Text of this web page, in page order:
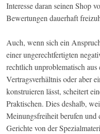
Interesse daran seinen Shop
Bewertungen dauerhaft
Auch, wenn sich ein
einer ungerechtfertigten
rechtlich unproblematisch
Vertragsverhältnis oder aber
konstruieren lässt, scheitert
Praktischen. Dies deshalb,
Meinungsfreiheit berufen und
Gerichte von der